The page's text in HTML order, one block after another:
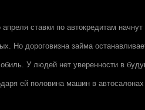
апреля ставки по автокредитам
Но дороговизна займа
У людей нет уверенности в
ей половина машин в